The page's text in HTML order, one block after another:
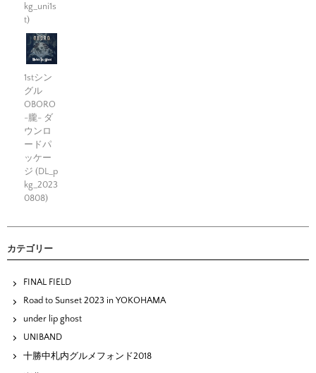
kg_uni1s
t)
1stシン
グル
OBORO
-朧- ダ
ウンロ
ードパ
ッケー
ジ (DL_p
kg_2023
0808)
カテゴリー
FINAL FIELD
Road to Sunset 2023 in YOKOHAMA
under lip ghost
UNIBAND
十勝中札内グルメフォンド2018